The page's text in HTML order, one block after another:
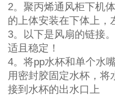
2。聚丙烯通风柜下机
的上体安装在下体上，
3。以下是风扇的链接
适且稳定！
4。将pp水杯和单个水
用密封胶固定水杯，将
接到水杯的出水口上